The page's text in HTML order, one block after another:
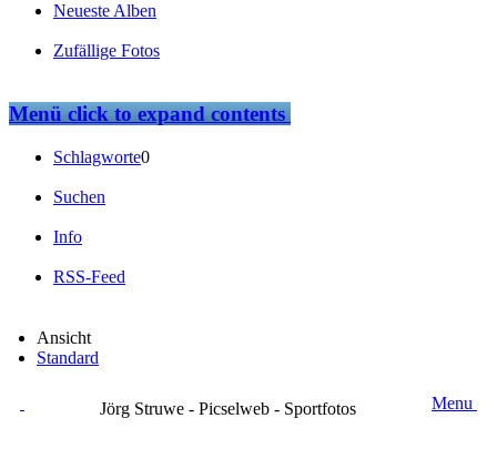
Neueste Alben
Zufällige Fotos
Menüclick to expand contents
Schlagworte0
Suchen
Info
RSS-Feed
Ansicht
Standard
Jörg Struwe - Picselweb - Sportfotos Menu